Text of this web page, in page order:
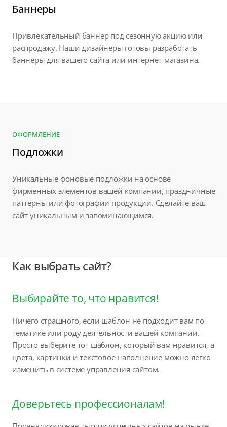
Баннеры
Привлекательный баннер под сезонную акцию или
распродажу. Наши дизайнеры готовы разработать
баннеры для вашего сайта или интернет-магазина.
ОФОРМЛЕНИЕ
Подложки
Уникальные фоновые подложки на основе
фирменных элементов вашей компании, праздничные
паттерны или фотографии продукции. Сделайте ваш
сайт уникальным и запоминающимся.
Как выбрать сайт?
Выбирайте то, что нравится!
Ничего страшного, если шаблон не подходит вам по
тематике или роду деятельности вашей компании.
Просто выберите тот шаблон, который вам нравится, а
цвета, картинки и текстовое наполнение можно легко
изменить в системе управления сайтом.
Доверьтесь профессионалам!